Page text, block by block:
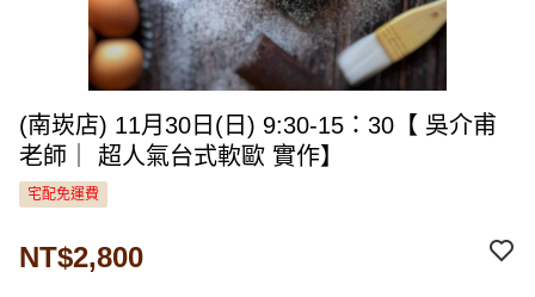
(南崁店) 11月30日(日) 9:30-15：30【 吳介甫
老師｜ 超人氣台式軟歐 實作】
宅配免運費
NT$2,800